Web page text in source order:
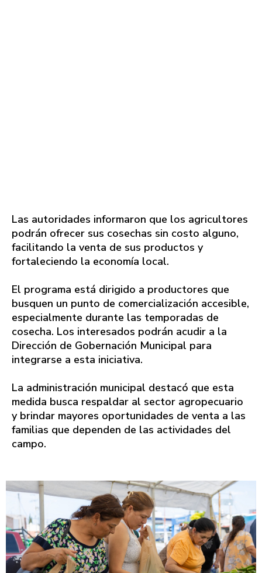
Las autoridades informaron que los agricultores
podrán ofrecer sus cosechas sin costo alguno,
facilitando la venta de sus productos y
fortaleciendo la economía local.
El programa está dirigido a productores que
busquen un punto de comercialización accesible,
especialmente durante las temporadas de
cosecha. Los interesados podrán acudir a la
Dirección de Gobernación Municipal para
integrarse a esta iniciativa.
La administración municipal destacó que esta
medida busca respaldar al sector agropecuario
y brindar mayores oportunidades de venta a las
familias que dependen de las actividades del
campo.